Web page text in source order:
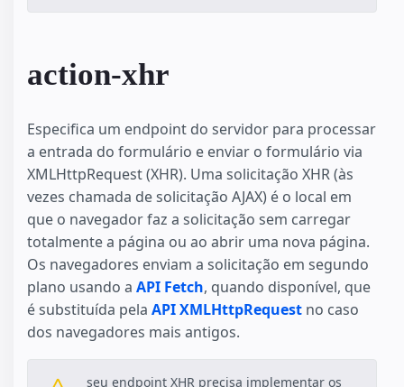
action-xhr
Especifica um endpoint do servidor para processar
a entrada do formulário e enviar o formulário via
XMLHttpRequest (XHR). Uma solicitação XHR (às
vezes chamada de solicitação AJAX) é o local em
que o navegador faz a solicitação sem carregar
totalmente a página ou ao abrir uma nova página.
Os navegadores enviam a solicitação em segundo
plano usando a API Fetch, quando disponível, que
é substituída pela API XMLHttpRequest no caso
dos navegadores mais antigos.
seu endpoint XHR precisa implementar os